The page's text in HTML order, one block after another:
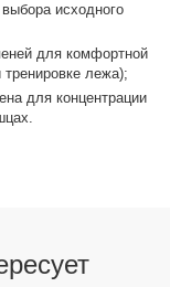
исходного
для комфортной
тренировке лежа);
для концентрации